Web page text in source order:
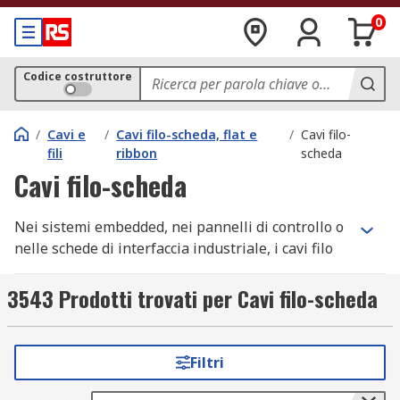
0
Codice costruttore
/ Cavi e
fili
/ Cavi filo-scheda, flat e
ribbon
/ Cavi filo-
scheda
Cavi filo-scheda
Nei sistemi embedded, nei pannelli di controllo o
nelle schede di interfaccia industriale, i cavi filo
soluzione standard per collegamenti rapidi,
ripetibili e affidabili tra cavi flessibili e circuiti
filo scheda certificati, progettati per resistere a
cicli intensivi di connessione/sconnessione,
3543 Prodotti trovati per Cavi filo-scheda
Filtri